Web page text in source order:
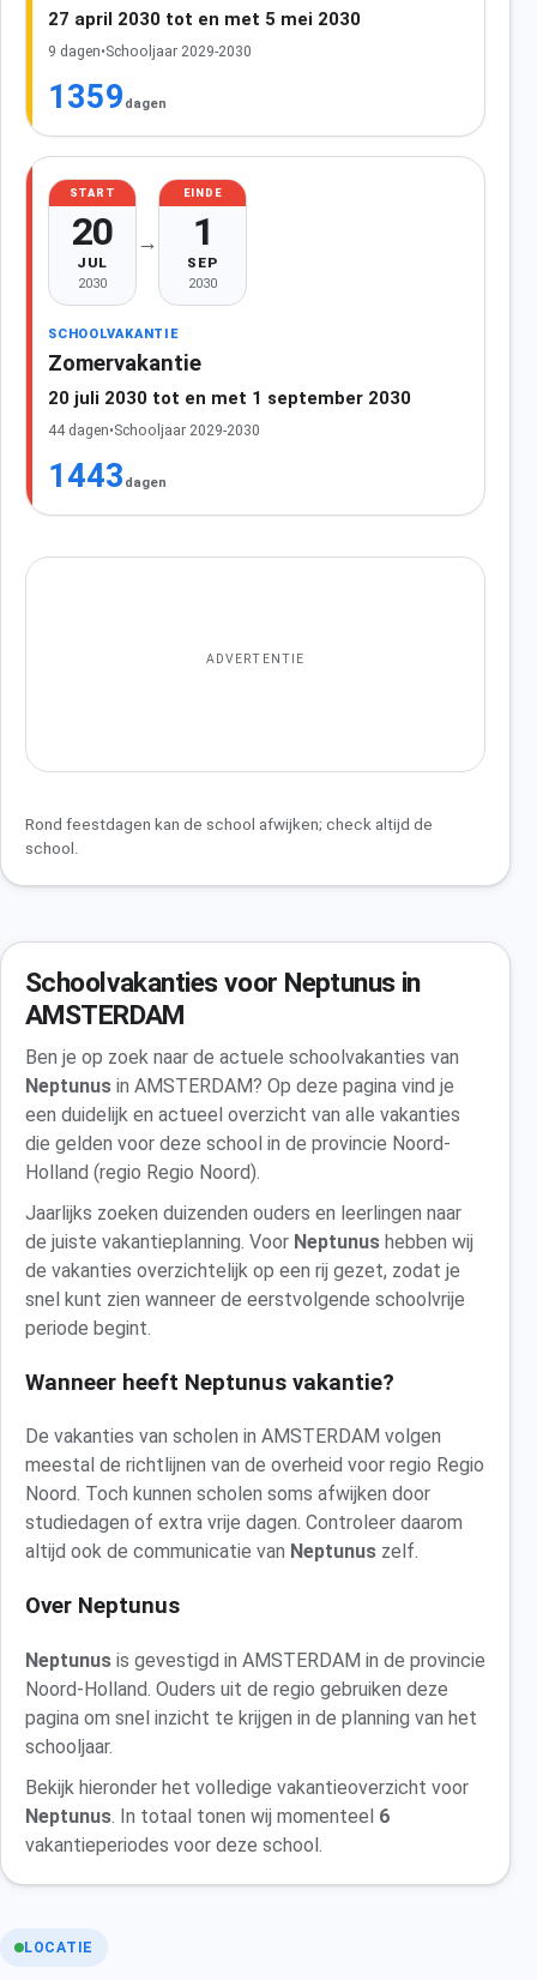
27 april 2030 tot en met 5 mei 2030
9 dagen•Schooljaar 2029-2030
1359 dagen
START
20
JUL
2030
→
EINDE
1
SEP
2030
SCHOOLVAKANTIE
Zomervakantie
20 juli 2030 tot en met 1 september 2030
44 dagen•Schooljaar 2029-2030
1443 dagen
ADVERTENTIE
Rond feestdagen kan de school afwijken; check altijd de
school.
Schoolvakanties voor Neptunus in
AMSTERDAM
Ben je op zoek naar de actuele schoolvakanties van
Neptunus in AMSTERDAM? Op deze pagina vind je
een duidelijk en actueel overzicht van alle vakanties
die gelden voor deze school in de provincie Noord-
Holland (regio Regio Noord).
Jaarlijks zoeken duizenden ouders en leerlingen naar
de juiste vakantieplanning. Voor Neptunus hebben wij
de vakanties overzichtelijk op een rij gezet, zodat je
snel kunt zien wanneer de eerstvolgende schoolvrije
periode begint.
Wanneer heeft Neptunus vakantie?
De vakanties van scholen in AMSTERDAM volgen
meestal de richtlijnen van de overheid voor regio Regio
Noord. Toch kunnen scholen soms afwijken door
studiedagen of extra vrije dagen. Controleer daarom
altijd ook de communicatie van Neptunus zelf.
Over Neptunus
Neptunus is gevestigd in AMSTERDAM in de provincie
Noord-Holland. Ouders uit de regio gebruiken deze
pagina om snel inzicht te krijgen in de planning van het
schooljaar.
Bekijk hieronder het volledige vakantieoverzicht voor
Neptunus. In totaal tonen wij momenteel 6
vakantieperiodes voor deze school.
LOCATIE